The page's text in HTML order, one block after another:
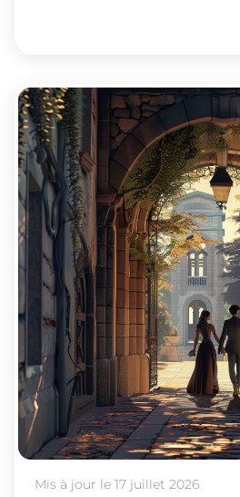
Mis à jour le17 juillet 2026